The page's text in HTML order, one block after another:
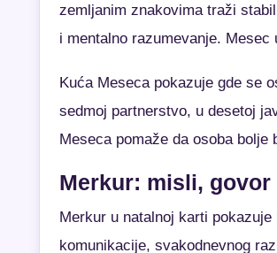
zemljanim znakovima traži
i mentalno razumevanje.
Kuća Meseca pokazuje gde se
sedmoj partnerstvo, u desetoj
Meseca pomaže da osoba
Merkur: misli,
Merkur u natalnoj karti
komunikacije, svakodnevnog